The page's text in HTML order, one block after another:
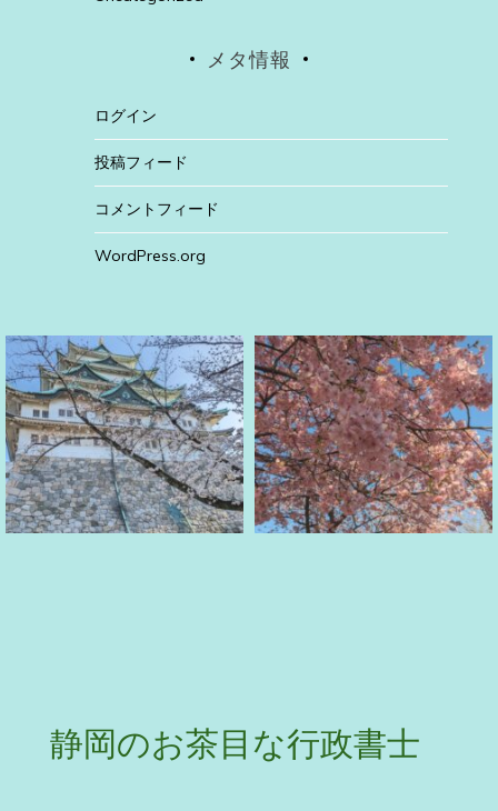
メタ情報
ログイン
投稿フィード
コメントフィード
WordPress.org
静岡のお茶目な行政書士